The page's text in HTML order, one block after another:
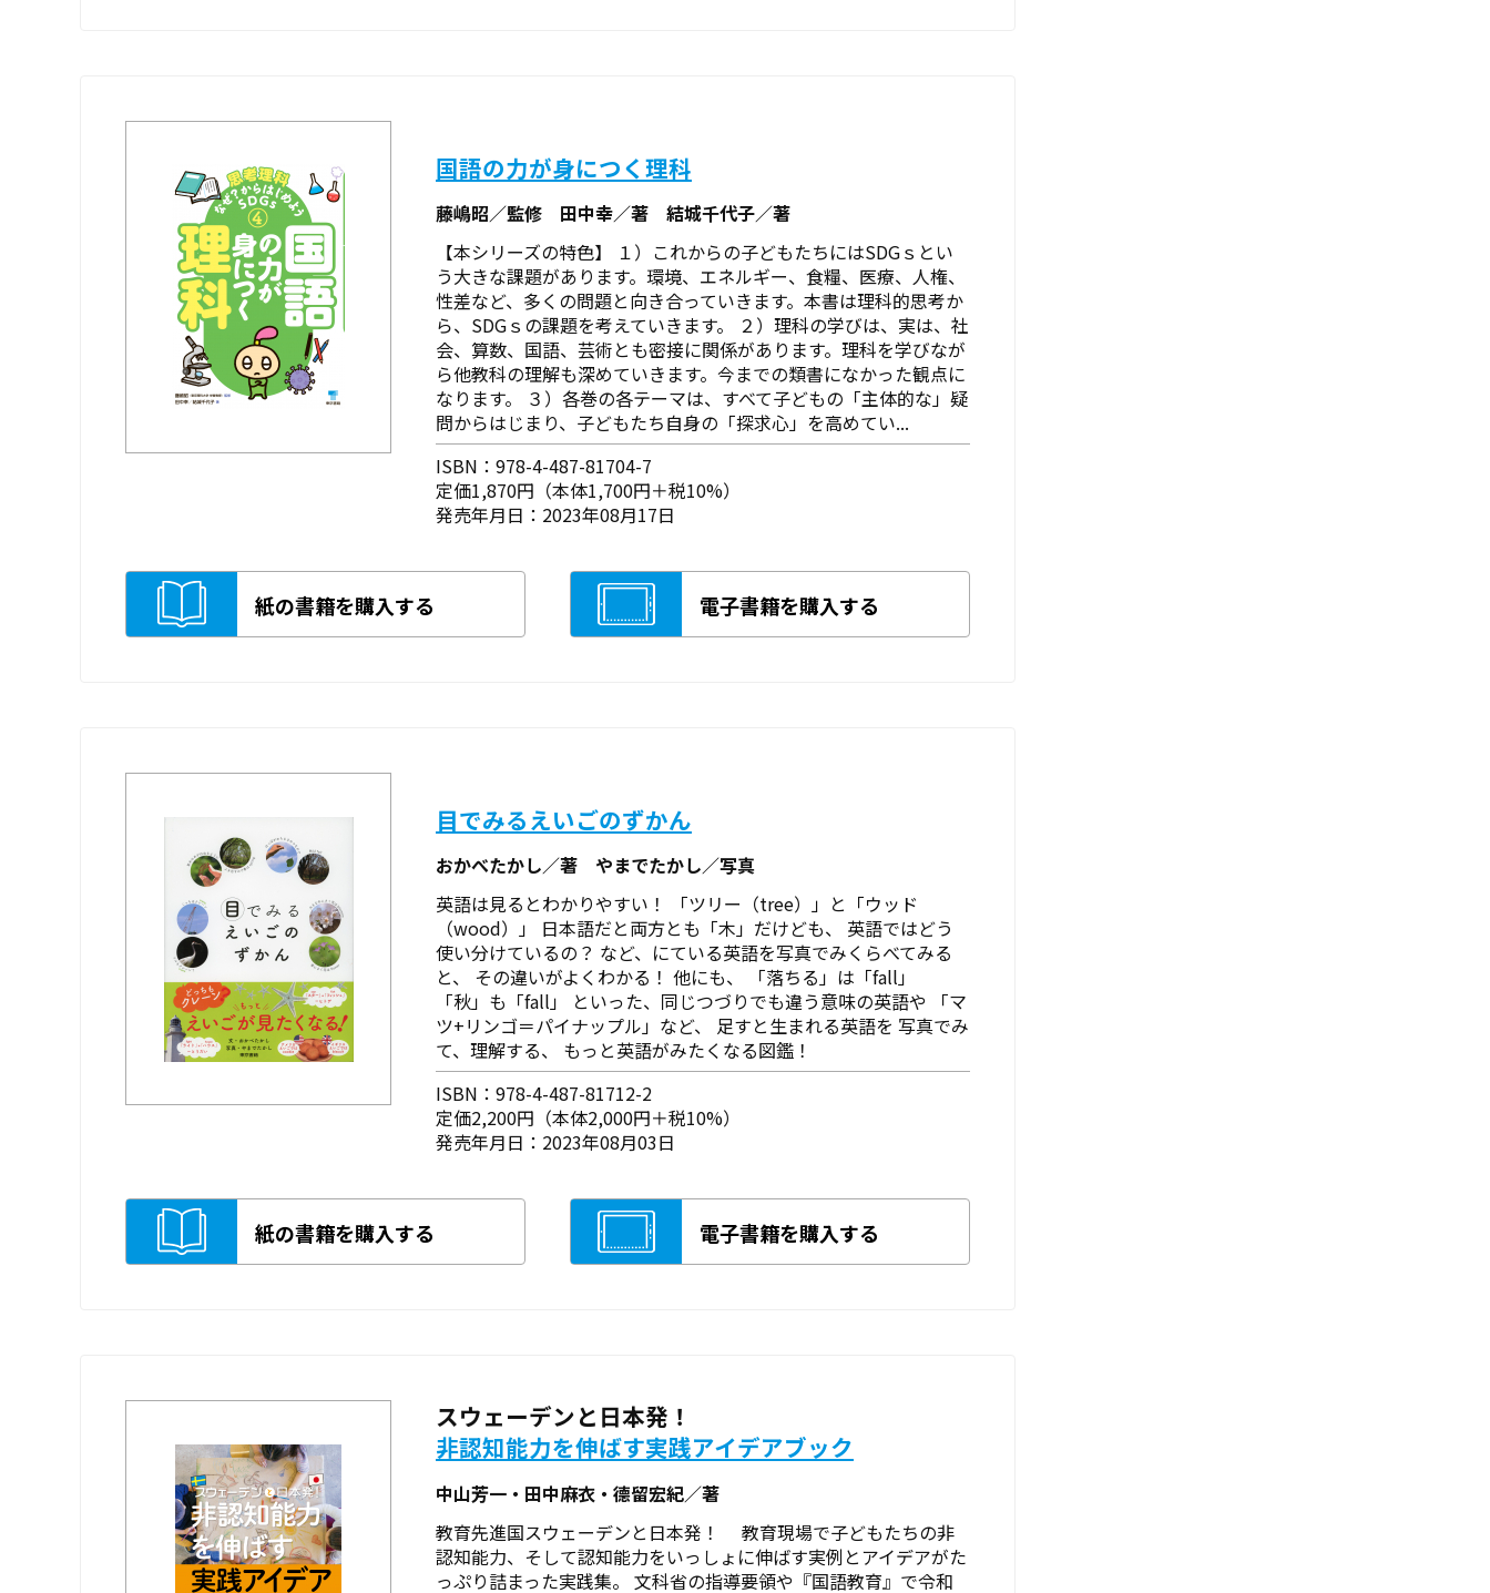
国語の力が身につく理科
藤嶋昭／監修 田中幸／著 結城千代子／著
【本シリーズの特色】 １）これからの子どもたちにはSDGｓとい
う大きな課題があります。環境、エネルギー、食糧、医療、人権、
性差など、多くの問題と向き合っていきます。本書は理科的思考か
ら、SDGｓの課題を考えていきます。 ２）理科の学びは、実は、社
会、算数、国語、芸術とも密接に関係があります。理科を学びなが
ら他教科の理解も深めていきます。今までの類書になかった観点に
なります。 ３）各巻の各テーマは、すべて子どもの「主体的な」疑
問からはじまり、子どもたち自身の「探求心」を高めてい...
ISBN：978-4-487-81704-7
定価1,870円（本体1,700円＋税10%）
発売年月日：2023年08月17日
紙の書籍を購入する 電子書籍を購入する
目でみるえいごのずかん
おかべたかし／著 やまでたかし／写真
英語は見るとわかりやすい！ 「ツリー（tree）」と「ウッド
（wood）」 日本語だと両方とも「木」だけども、 英語ではどう
使い分けているの？ など、にている英語を写真でみくらべてみる
と、 その違いがよくわかる！ 他にも、 「落ちる」は「fall」
「秋」も「fall」 といった、同じつづりでも違う意味の英語や 「マ
ツ+リンゴ＝パイナップル」など、 足すと生まれる英語を 写真でみ
て、理解する、 もっと英語がみたくなる図鑑！
ISBN：978-4-487-81712-2
定価2,200円（本体2,000円＋税10%）
発売年月日：2023年08月03日
紙の書籍を購入する 電子書籍を購入する
スウェーデンと日本発！
非認知能力を伸ばす実践アイデアブック
中山芳一・田中麻衣・德留宏紀／著
教育先進国スウェーデンと日本発！ 教育現場で子どもたちの非
認知能力、そして認知能力をいっしょに伸ばす実例とアイデアがた
っぷり詰まった実践集。 文科省の指導要領や『国語教育』で令和